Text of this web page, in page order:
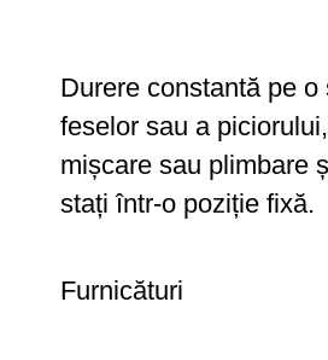
Durere constantă pe o
feselor sau a
mișcare sau plimbare
stați într-o poziție fixă.
Furnicături